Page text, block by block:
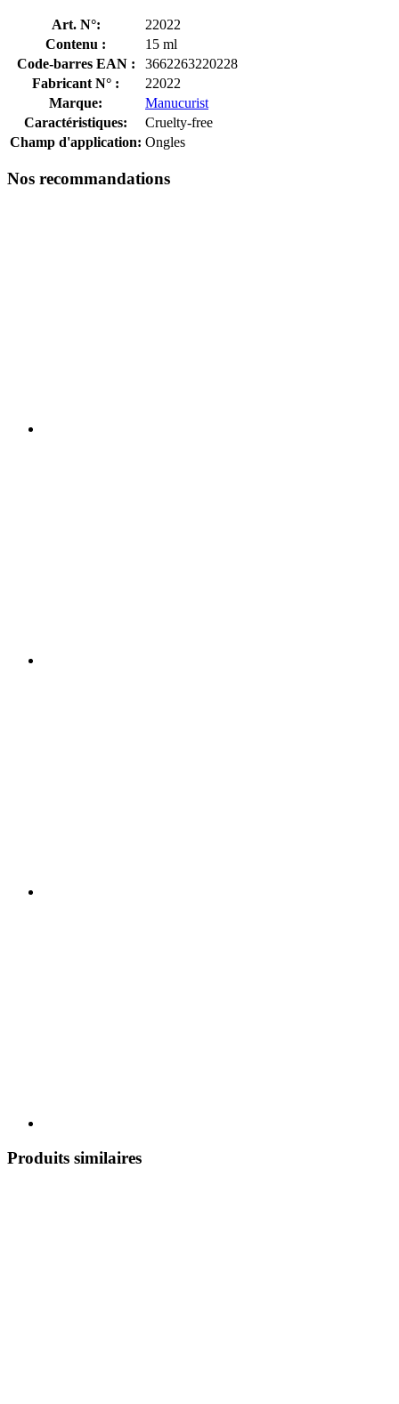
Art. N°:
22022
Contenu :
15 ml
Code-barres EAN :
3662263220228
Fabricant N° :
22022
Marque:
Manucurist
Caractéristiques:
Cruelty-free
Champ d'application: Ongles
Nos recommandations
Produits similaires